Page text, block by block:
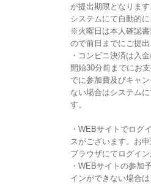
が提出期限となりま
システムにて自動的に
※火曜日は本人確認
ので前日までにご提出
・コンビニ決済は入
開始30分前までにお
でに参加費及びキャ
ない場合はシステム
す。
・WEBサイトでログ
スがございます。お
ブラウザにてログイ
・WEBサイトの参加
インができない場合